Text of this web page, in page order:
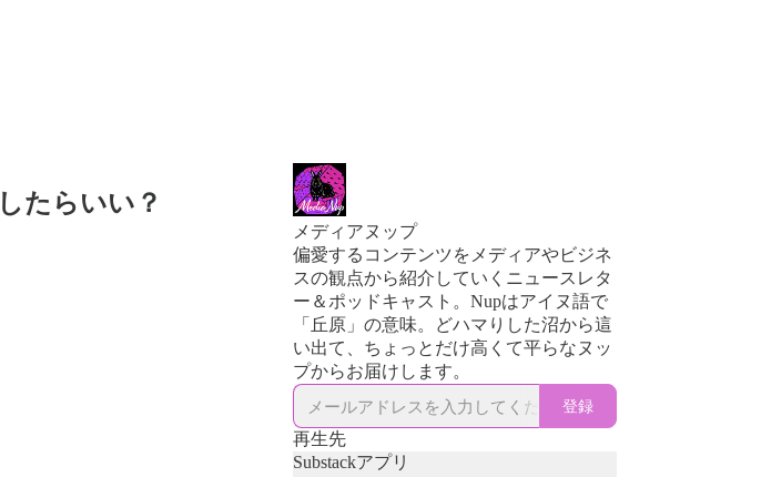
たらいい？
メディアヌップ
偏愛するコンテンツをメディアやビジネ
スの観点から紹介していくニュースレタ
ー＆ポッドキャスト。Nupはアイヌ語で
「丘原」の意味。どハマりした沼から這
い出て、ちょっとだけ高くて平らなヌッ
プからお届けします。
登録
再生先
Substackアプリ